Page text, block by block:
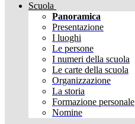
Scuola
Panoramica
Presentazione
I luoghi
Le persone
I numeri della scuola
Le carte della scuola
Organizzazione
La storia
Formazione personale
Nomine